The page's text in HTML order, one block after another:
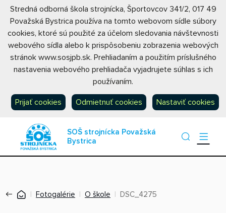
Stredná odborná škola strojnícka, Športovcov 341/2, 017 49
Považská Bystrica používa na tomto webovom sídle súbory
cookies, ktoré sú použité za účelom sledovania návštevnosti
webového sídla alebo k prispôsobeniu zobrazenia webových
stránok www.sosjpb.sk. Prehliadaním a použitím príslušného
nastavenia webového prehliadača vyjadrujete súhlas s ich
používaním.
Prijať cookies Odmietnuť cookies Nastaviť cookies
SOŠ strojnícka Považská
Bystrica
Fotogalérie O škole DSC_4275